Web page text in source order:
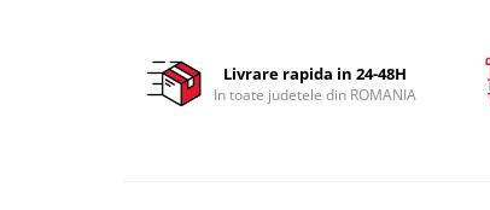
Livrare rapida in 24-48H
In toate judetele din ROMANIA